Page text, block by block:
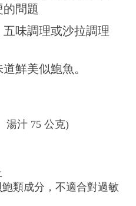
問題
味調理或沙拉調理
鮮美似鮑魚。
湯汁 75 公克)
類成分，不適合對過敏